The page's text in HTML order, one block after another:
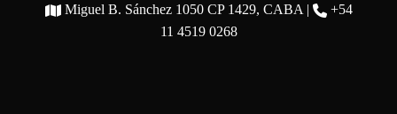
Miguel B. Sánchez 1050 CP 1429, CABA |
+54
11 4519 0268